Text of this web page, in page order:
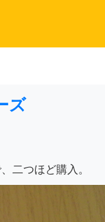
ズ
二つほど購入。